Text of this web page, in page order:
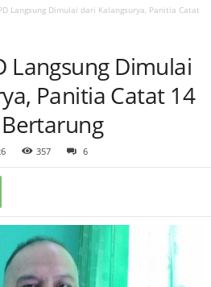
Langsung Dimulai dari Kalangsurya, Panitia Catat
Langsung Dimulai
Panitia Catat 14
357 6